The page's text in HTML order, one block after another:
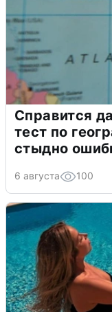
Справится
тест по
стыдно
6 августа 100